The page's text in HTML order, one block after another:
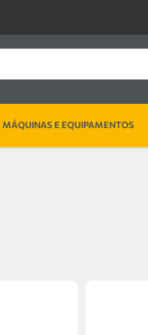
MÁQUINAS E EQUIPAMENTOS